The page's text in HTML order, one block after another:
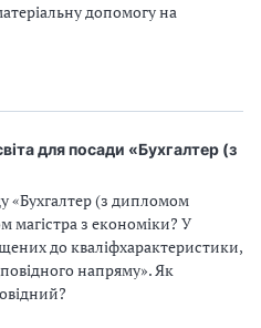
допомогу на
для посади «Бухгалтер (з
«Бухгалтер (з дипломом
магістра з економіки? У
до кваліфхарактеристики,
напряму». Як